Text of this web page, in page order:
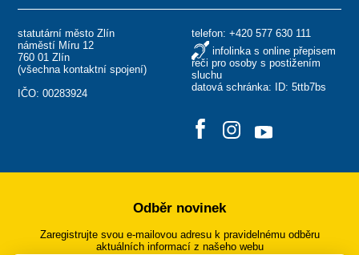
statutární město Zlín
náměstí Míru 12
760 01 Zlín
(všechna kontaktní spojení)
IČO: 00283924
telefon: +420 577 630 111
infolinka s online přepisem
řeči pro osoby s postižením
sluchu
datová schránka: ID: 5ttb7bs
Odběr novinek
Zaregistrujte svou e-mailovou adresu k pravidelnému odběru
aktuálních informací z našeho webu